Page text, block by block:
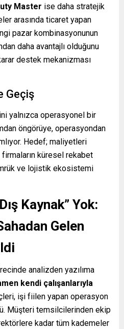
Master ise daha stratejik
arasında ticaret yapan
pazar kombinasyonunun
daha avantajlı olduğunu
destek mekanizması
Geçiş
yalnızca operasyonel bir
öngörüye, operasyondan
Hedef; maliyetleri
küresel rekabet
ve lojistik ekosistemi
Kaynak” Yok:
Gelen
analizden yazılıma
kendi çalışanlarıyla
işi fiilen yapan operasyon
Müşteri temsilcilerinden ekip
kadar tüm kademeler